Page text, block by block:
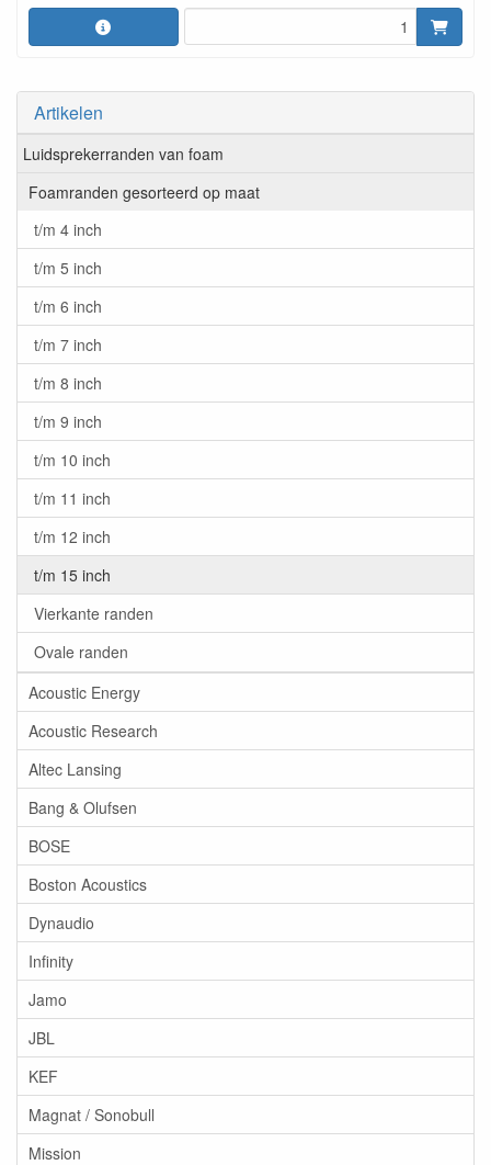
Artikelen
Luidsprekerranden van foam
Foamranden gesorteerd op maat
t/m 4 inch
t/m 5 inch
t/m 6 inch
t/m 7 inch
t/m 8 inch
t/m 9 inch
t/m 10 inch
t/m 11 inch
t/m 12 inch
t/m 15 inch
Vierkante randen
Ovale randen
Acoustic Energy
Acoustic Research
Altec Lansing
Bang & Olufsen
BOSE
Boston Acoustics
Dynaudio
Infinity
Jamo
JBL
KEF
Magnat / Sonobull
Mission